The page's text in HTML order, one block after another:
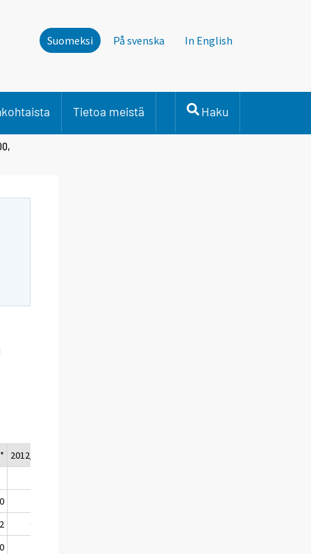
Suomeksi På svenska In English
Tietoa meistä Haku
2012/4*
0,7